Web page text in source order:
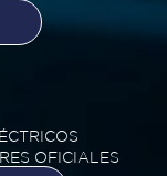
OFICIALES